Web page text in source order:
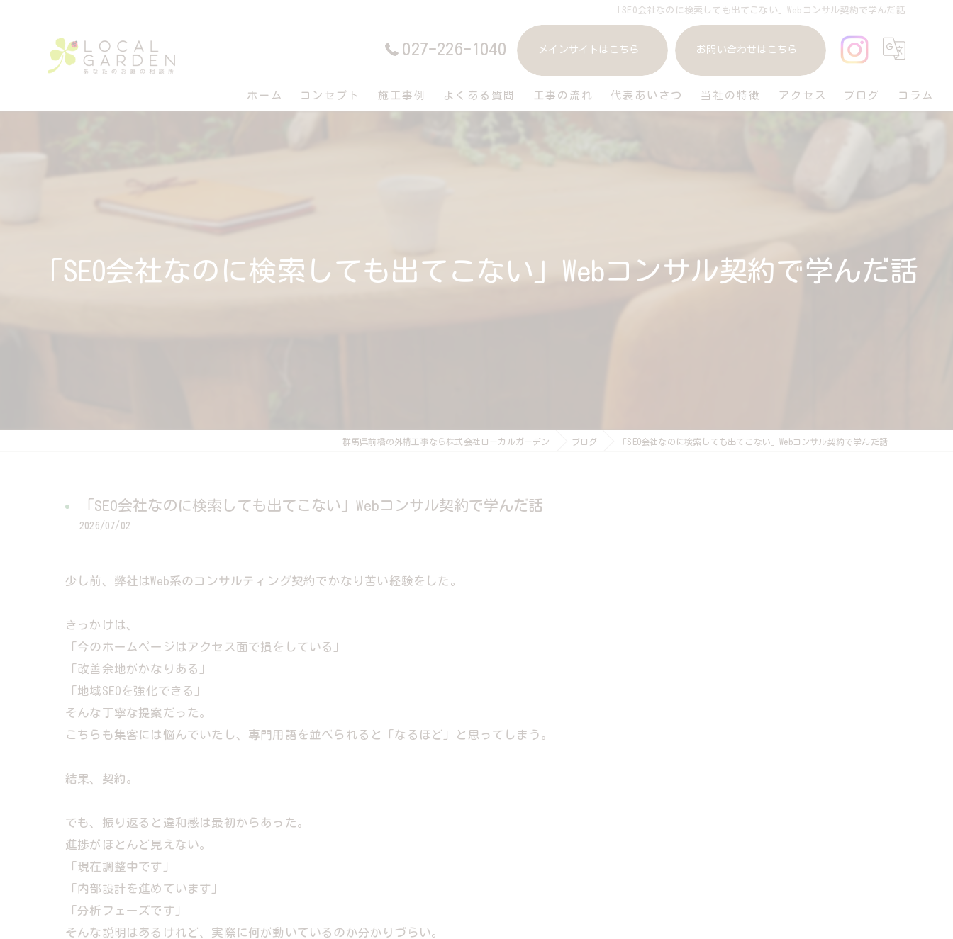
「SEO会社なのに検索しても出てこない」Webコンサル契約で学んだ話
027-226-1040 メインサイトはこちら お問い合わせはこちら
ホーム コンセプト 施工事例 よくある質問 工事の流れ 代表あいさつ 当社の特徴
ペット
アクセス ブログ コラム
「SEO会社なのに検索しても出てこない」Webコンサル契約で学んだ話
群馬県前橋の外構工事なら株式会社ローカルガーデン ブログ 「SEO会社なのに検索しても出てこない」Webコンサル契約で学んだ話
「SEO会社なのに検索しても出てこない」Webコンサル契約で学んだ話
2026/07/02
少し前、弊社はWeb系のコンサルティング契約でかなり苦い経験をした。
きっかけは、
「今のホームページはアクセス面で損をしている」
「改善余地がかなりある」
「地域SEOを強化できる」
そんな丁寧な提案だった。
こちらも集客には悩んでいたし、専門用語を並べられると「なるほど」と思ってしまう。
結果、契約。
でも、振り返ると違和感は最初からあった。
進捗がほとんど見えない。
「現在調整中です」
「内部設計を進めています」
「分析フェーズです」
そんな説明はあるけれど、実際に何が動いているのか分かりづらい。